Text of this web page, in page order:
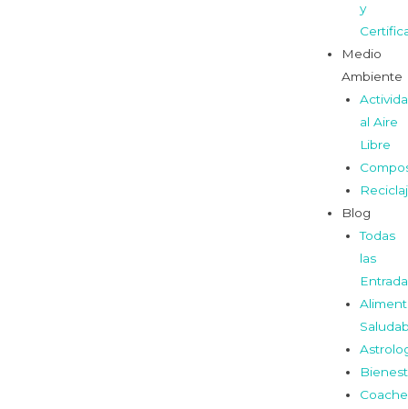
y
Medio
Ambiente
al Aire
Libre
Blog
Todas
las